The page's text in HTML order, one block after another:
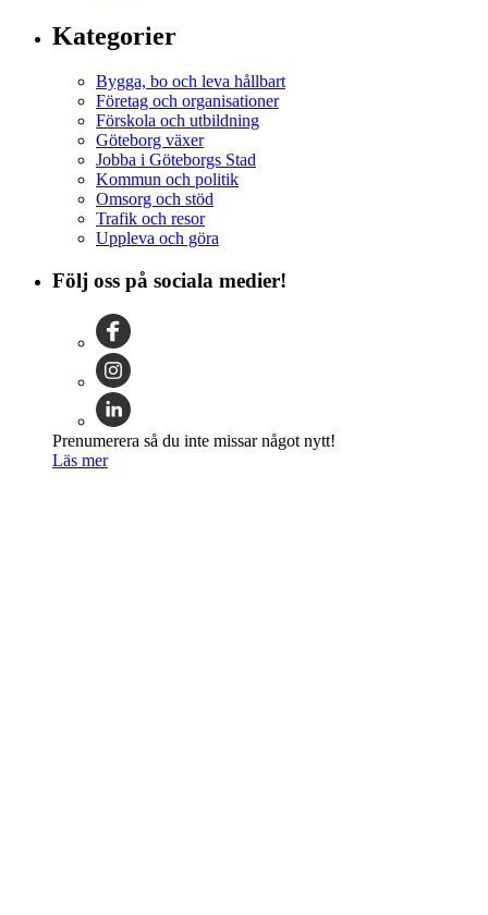
Kategorier
Bygga, bo och leva hållbart
Företag och organisationer
Förskola och utbildning
Göteborg växer
Jobba i Göteborgs Stad
Kommun och politik
Omsorg och stöd
Trafik och resor
Uppleva och göra
Följ oss på sociala medier!
Prenumerera så du inte missar något nytt!
Läs mer